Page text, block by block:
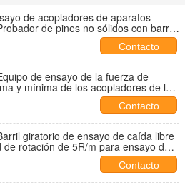
de acopladores de aparatos
de pines no sólidos con barra
Contacto
de ensayo de la fuerza de
y mínima de los acopladores de los
Contacto
giratorio de ensayo de caída libre
de rotación de 5R/m para ensayo de
Contacto